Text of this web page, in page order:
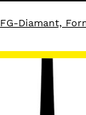
FG-Diamant,